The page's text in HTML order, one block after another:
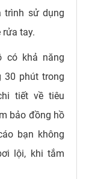
trình sử dụng
tay.
có khả năng
30 phút trong
tiết về tiêu
bảo đồng hồ
bạn không
lội, khi tắm